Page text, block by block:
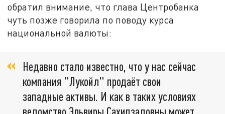
обратил внимание, что глава Центробанка
чуть позже говорила по поводу курса
национальной валюты:
Недавно стало известно, что у нас сейчас
компания "Лукойл" продаёт свои
западные активы. И как в таких условиях